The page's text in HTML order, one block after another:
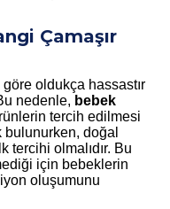
Çamaşır
oldukça hassastır
nedenle, bebek
tercih edilmesi
doğal
tercihi olmalıdır. Bu
için bebeklerin
oluşumunu